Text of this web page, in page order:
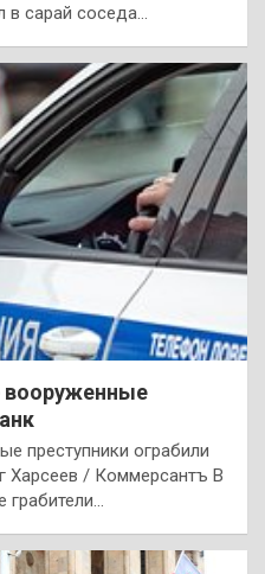
в сарай соседа…
вооруженные
преступники ограбили
Харсеев / Коммерсантъ В